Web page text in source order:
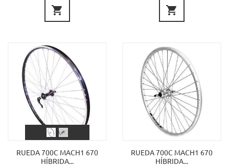
 
RUEDA 700C MACH1 670
HÍBRIDA...
RUEDA 700C MACH1 670
HÍBRIDA...